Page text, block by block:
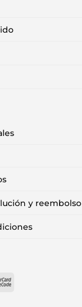
y reembolso
MasterCard